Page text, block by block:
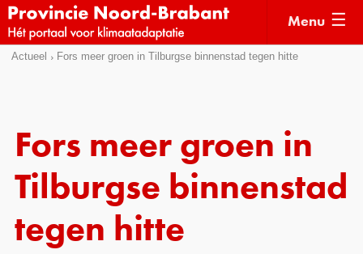
Sla
naar
naar
Menu
Actueel Fors meer groen in Tilburgse binnenstad tegen hitte
Fors meer groen in
Tilburgse binnenstad
tegen hitte
Actueel
Kennisdossiers
Hulpmiddelen
Voorbeelden